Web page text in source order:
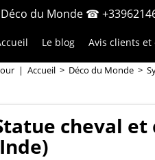
du Monde ☎
Le blog Avis clients et
| Accueil > Déco du Monde >
cheval